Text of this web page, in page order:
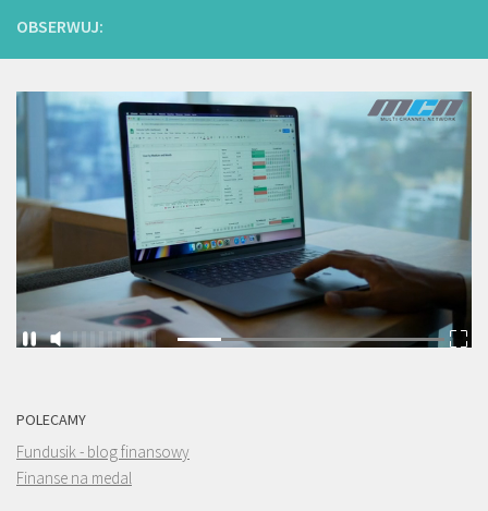
OBSERWUJ:
POLECAMY
Fundusik - blog finansowy
Finanse na medal